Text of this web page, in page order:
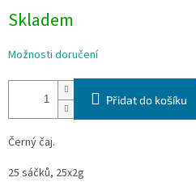
cena:
Skladem
Možnosti doručení
Přidat do košíku
Černý čaj.
25 sáčků, 25x2g